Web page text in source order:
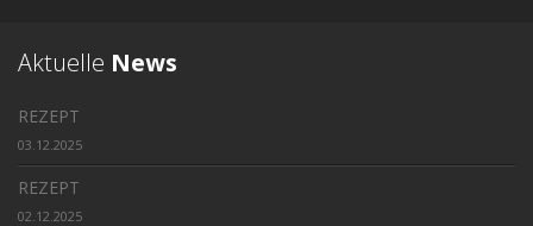
Aktuelle News
REZEPT
03.12.2025
REZEPT
02.12.2025